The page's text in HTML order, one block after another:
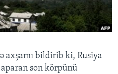
axşamı bildirib ki, Rusiya
son körpünü